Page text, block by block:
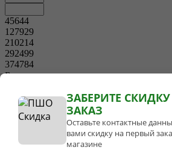
45644
127929
210214
292499
374784
Бренд
Да
Показать Сбросить
По популярности По алфавиту
ЗАБЕРИТЕ
ЗАКАЗ
Оставьте контактные
вами скидку на первый
магазине